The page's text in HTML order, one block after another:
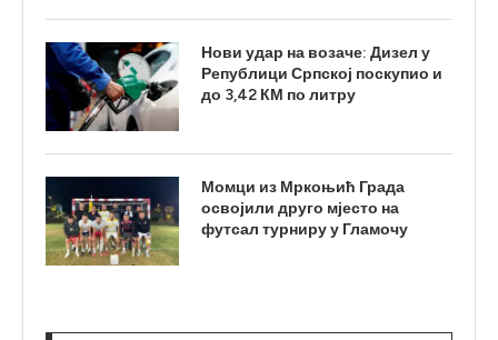
Нови удар на возаче: Дизел у
Републици Српској поскупио и
до 3,42 КМ по литру
Момци из Мркоњић Града
освојили друго мјесто на
футсал турниру у Гламочу